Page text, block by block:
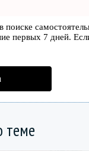
поиске
первых 7 дней.
теме